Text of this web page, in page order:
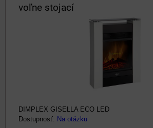
voľne stojací
DIMPLEX GISELLA ECO LED
Dostupnosť: Na otázku